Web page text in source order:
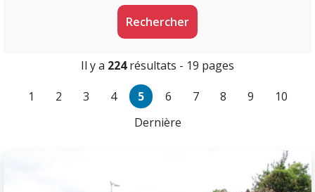
Rechercher
Il y a 224résultats - 19 pages
1
2 3 4 5 6 7 8 9
10
Dernière